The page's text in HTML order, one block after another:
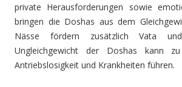
private Herausforderungen sowie
bringen die Doshas aus dem
Nässe fördern zusätzlich Vata
Ungleichgewicht der Doshas kann
Antriebslosigkeit und Krankheiten führen.